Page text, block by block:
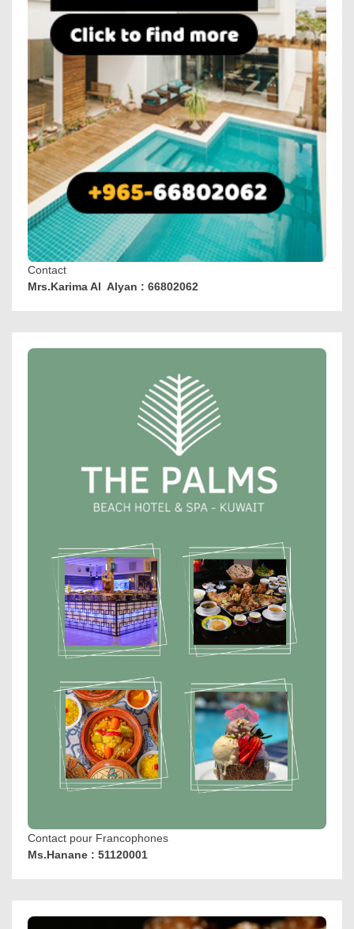
Contact
Mrs.Karima Al Alyan : 66802062
Contact pour Francophones
Ms.Hanane : 51120001